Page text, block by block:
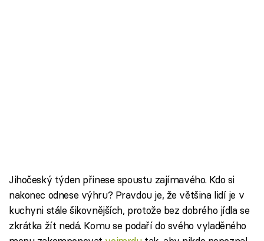
Jihočeský týden přinese spoustu zajímavého. Kdo si
nakonec odnese výhru? Pravdou je, že většina lidí je v
kuchyni stále šikovnějších, protože bez dobrého jídla se
zkrátka žít nedá. Komu se podaří do svého vyladěného